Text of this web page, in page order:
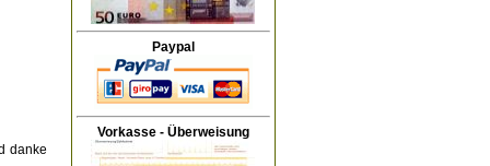
danke
Paypal
Vorkasse - Überweisung